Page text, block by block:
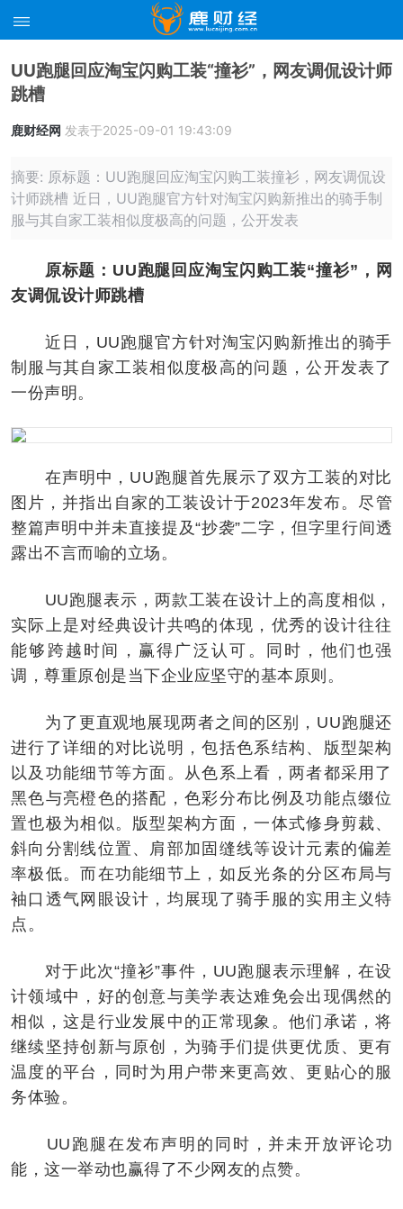
UU跑腿回应淘宝闪购工装“撞衫”，网友调侃设计师
跳槽
鹿财经网 发表于2025-09-01 19:43:09
摘要: 原标题：UU跑腿回应淘宝闪购工装撞衫，网友调侃设
计师跳槽 近日，UU跑腿官方针对淘宝闪购新推出的骑手制
服与其自家工装相似度极高的问题，公开发表
原标题：UU跑腿回应淘宝闪购工装“撞衫”，网
友调侃设计师跳槽
近日，UU跑腿官方针对淘宝闪购新推出的骑手
制服与其自家工装相似度极高的问题，公开发表了
一份声明。
在声明中，UU跑腿首先展示了双方工装的对比
图片，并指出自家的工装设计于2023年发布。尽管
整篇声明中并未直接提及“抄袭”二字，但字里行间透
露出不言而喻的立场。
UU跑腿表示，两款工装在设计上的高度相似，
实际上是对经典设计共鸣的体现，优秀的设计往往
能够跨越时间，赢得广泛认可。同时，他们也强
调，尊重原创是当下企业应坚守的基本原则。
为了更直观地展现两者之间的区别，UU跑腿还
进行了详细的对比说明，包括色系结构、版型架构
以及功能细节等方面。从色系上看，两者都采用了
黑色与亮橙色的搭配，色彩分布比例及功能点缀位
置也极为相似。版型架构方面，一体式修身剪裁、
斜向分割线位置、肩部加固缝线等设计元素的偏差
率极低。而在功能细节上，如反光条的分区布局与
袖口透气网眼设计，均展现了骑手服的实用主义特
点。
对于此次“撞衫”事件，UU跑腿表示理解，在设
计领域中，好的创意与美学表达难免会出现偶然的
相似，这是行业发展中的正常现象。他们承诺，将
继续坚持创新与原创，为骑手们提供更优质、更有
温度的平台，同时为用户带来更高效、更贴心的服
务体验。
UU跑腿在发布声明的同时，并未开放评论功
能，这一举动也赢得了不少网友的点赞。